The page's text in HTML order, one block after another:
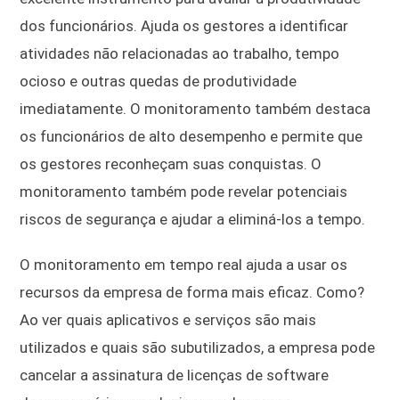
dos funcionários. Ajuda os gestores a identificar
atividades não relacionadas ao trabalho, tempo
ocioso e outras quedas de produtividade
imediatamente. O monitoramento também destaca
os funcionários de alto desempenho e permite que
os gestores reconheçam suas conquistas. O
monitoramento também pode revelar potenciais
riscos de segurança e ajudar a eliminá-los a tempo.
O monitoramento em tempo real ajuda a usar os
recursos da empresa de forma mais eficaz. Como?
Ao ver quais aplicativos e serviços são mais
utilizados e quais são subutilizados, a empresa pode
cancelar a assinatura de licenças de software